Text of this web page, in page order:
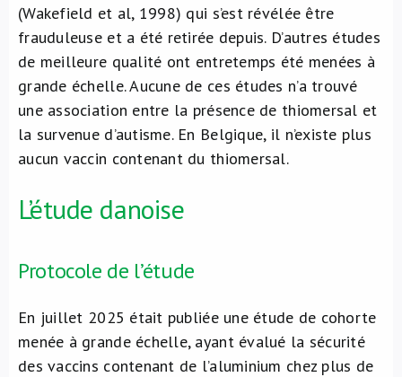
(Wakefield et al, 1998) qui s’est révélée être
frauduleuse et a été retirée depuis. D’autres études
de meilleure qualité ont entretemps été menées à
grande échelle. Aucune de ces études n’a trouvé
une association entre la présence de thiomersal et
la survenue d’autisme. En Belgique, il n’existe plus
aucun vaccin contenant du thiomersal.
L’étude danoise
Protocole de l’étude
En juillet 2025 était publiée une étude de cohorte
menée à grande échelle, ayant évalué la sécurité
des vaccins contenant de l’aluminium chez plus de